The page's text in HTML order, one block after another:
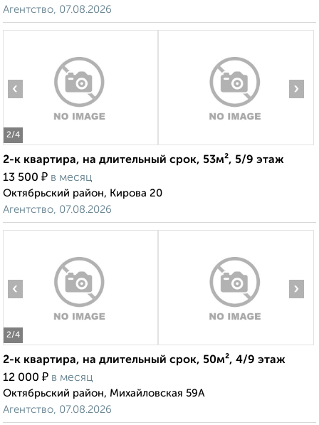
Агентство, 07.08.2026
2/4
‹ ›
2-к квартира, на длительный срок, 53м², 5/9 этаж
13 500 ₽ в месяц
Октябрьский район, Кирова 20
Агентство, 07.08.2026
2/4
‹ ›
2-к квартира, на длительный срок, 50м², 4/9 этаж
12 000 ₽ в месяц
Октябрьский район, Михайловская 59А
Агентство, 07.08.2026